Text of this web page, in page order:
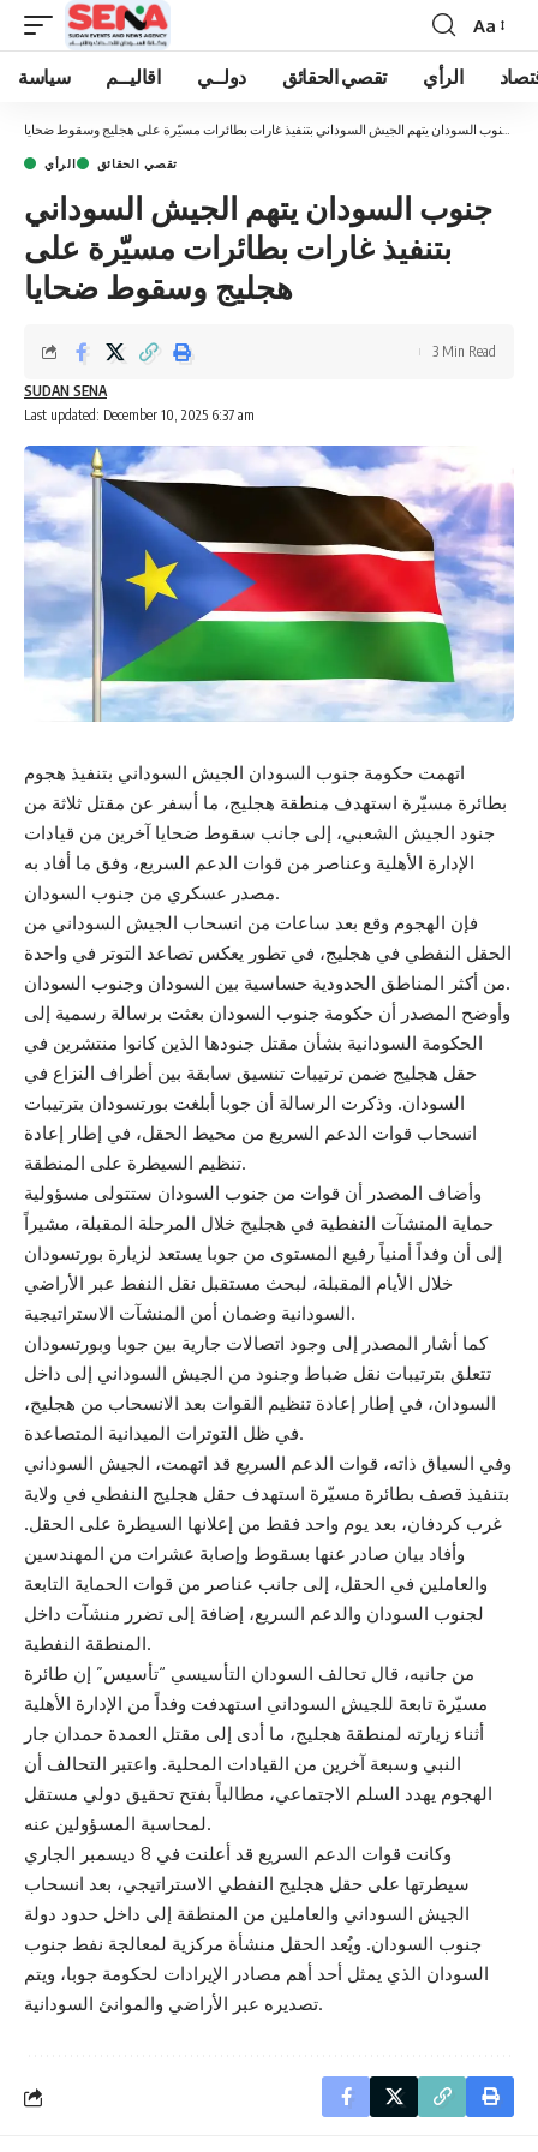
Font
Resizer
Aa
سياسة اقاليــم دولــي تقصي الحقائق الرأي
جنوب السودان يتهم الجيش السوداني بتنفيذ غارات بطائرات مسيّرة على هجليج وسقوط ضحايا
الرأي تقصي الحقائق
جنوب السودان يتهم الجيش السوداني
بتنفيذ غارات بطائرات مسيّرة على
هجليج وسقوط ضحايا
Last updated: December 10, 2025 6:37 am
SUDAN SENA
3 Min Read
اتهمت حكومة جنوب السودان الجيش السوداني بتنفيذ هجوم
بطائرة مسيّرة استهدف منطقة هجليج، ما أسفر عن مقتل ثلاثة من
جنود الجيش الشعبي، إلى جانب سقوط ضحايا آخرين من قيادات
الإدارة الأهلية وعناصر من قوات الدعم السريع، وفق ما أفاد به
مصدر عسكري من جنوب السودان.
فإن الهجوم وقع بعد ساعات من انسحاب الجيش السوداني من
الحقل النفطي في هجليج، في تطور يعكس تصاعد التوتر في واحدة
من أكثر المناطق الحدودية حساسية بين السودان وجنوب السودان.
وأوضح المصدر أن حكومة جنوب السودان بعثت برسالة رسمية إلى
الحكومة السودانية بشأن مقتل جنودها الذين كانوا منتشرين في
حقل هجليج ضمن ترتيبات تنسيق سابقة بين أطراف النزاع في
السودان. وذكرت الرسالة أن جوبا أبلغت بورتسودان بترتيبات
انسحاب قوات الدعم السريع من محيط الحقل، في إطار إعادة
تنظيم السيطرة على المنطقة.
وأضاف المصدر أن قوات من جنوب السودان ستتولى مسؤولية
حماية المنشآت النفطية في هجليج خلال المرحلة المقبلة، مشيراً
إلى أن وفداً أمنياً رفيع المستوى من جوبا يستعد لزيارة بورتسودان
خلال الأيام المقبلة، لبحث مستقبل نقل النفط عبر الأراضي
السودانية وضمان أمن المنشآت الاستراتيجية.
كما أشار المصدر إلى وجود اتصالات جارية بين جوبا وبورتسودان
تتعلق بترتيبات نقل ضباط وجنود من الجيش السوداني إلى داخل
السودان، في إطار إعادة تنظيم القوات بعد الانسحاب من هجليج،
في ظل التوترات الميدانية المتصاعدة.
وفي السياق ذاته، قوات الدعم السريع قد اتهمت، الجيش السوداني
بتنفيذ قصف بطائرة مسيّرة استهدف حقل هجليج النفطي في ولاية
غرب كردفان، بعد يوم واحد فقط من إعلانها السيطرة على الحقل.
وأفاد بيان صادر عنها بسقوط وإصابة عشرات من المهندسين
والعاملين في الحقل، إلى جانب عناصر من قوات الحماية التابعة
لجنوب السودان والدعم السريع، إضافة إلى تضرر منشآت داخل
المنطقة النفطية.
من جانبه، قال تحالف السودان التأسيسي “تأسيس” إن طائرة
مسيّرة تابعة للجيش السوداني استهدفت وفداً من الإدارة الأهلية
أثناء زيارته لمنطقة هجليج، ما أدى إلى مقتل العمدة حمدان جار
النبي وسبعة آخرين من القيادات المحلية. واعتبر التحالف أن
الهجوم يهدد السلم الاجتماعي، مطالباً بفتح تحقيق دولي مستقل
لمحاسبة المسؤولين عنه.
وكانت قوات الدعم السريع قد أعلنت في 8 ديسمبر الجاري
سيطرتها على حقل هجليج النفطي الاستراتيجي، بعد انسحاب
الجيش السوداني والعاملين من المنطقة إلى داخل حدود دولة
جنوب السودان. ويُعد الحقل منشأة مركزية لمعالجة نفط جنوب
السودان الذي يمثل أحد أهم مصادر الإيرادات لحكومة جوبا، ويتم
تصديره عبر الأراضي والموانئ السودانية.